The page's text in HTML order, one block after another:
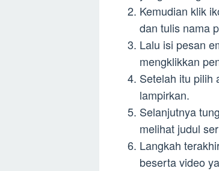
Kemudian klik
dan tulis nama
Lalu isi pesan
mengklikkan
Setelah itu pilih
lampirkan.
Selanjutnya
melihat judul
Langkah
beserta video